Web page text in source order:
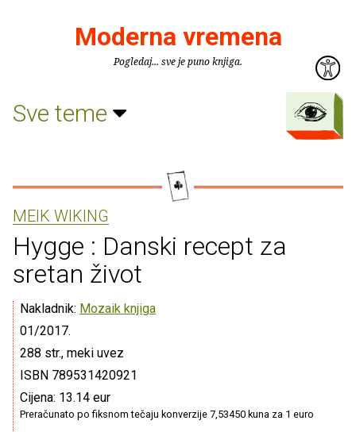
Moderna vremena
Pogledaj... sve je puno knjiga.
Sve teme
MEIK WIKING
Hygge : Danski recept za
sretan život
Nakladnik: Mozaik knjiga
01/2017.
288 str., meki uvez
ISBN 789531420921
Cijena: 13.14 eur
Preračunato po fiksnom tečaju konverzije 7,53450 kuna za 1 euro